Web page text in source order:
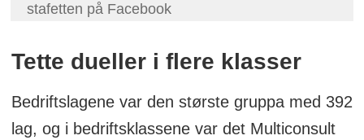
stafetten på Facebook
Tette dueller i flere klasser
Bedriftslagene var den største gruppa med 392
lag, og i bedriftsklassene var det Multiconsult